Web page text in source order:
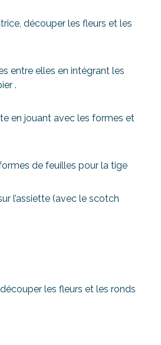
découper les fleurs et les
entre elles en intégrant les
.
en jouant avec les formes et
de feuilles pour la tige
l’assiette (avec le scotch
les fleurs et les ronds